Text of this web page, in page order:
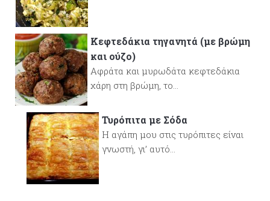
Κεφτεδάκια τηγανητά (με βρώμη
και ούζο)
Αφράτα και μυρωδάτα κεφτεδάκια
χάρη στη βρώμη, το...
Τυρόπιτα με Σόδα
Η αγάπη μου στις τυρόπιτες είναι
γνωστή, γι’ αυτό...